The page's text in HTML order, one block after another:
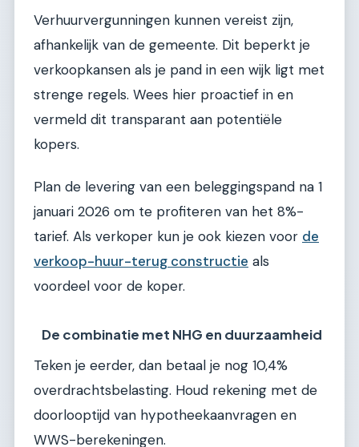
Verhuurvergunningen kunnen vereist zijn,
afhankelijk van de gemeente. Dit beperkt je
verkoopkansen als je pand in een wijk ligt met
strenge regels. Wees hier proactief in en
vermeld dit transparant aan potentiële
kopers.
Plan de levering van een beleggingspand na 1
januari 2026 om te profiteren van het 8%-
tarief. Als verkoper kun je ook kiezen voor de
verkoop-huur-terug constructie als
voordeel voor de koper.
De combinatie met NHG en duurzaamheid
Teken je eerder, dan betaal je nog 10,4%
overdrachtsbelasting. Houd rekening met de
doorlooptijd van hypotheekaanvragen en
WWS-berekeningen.